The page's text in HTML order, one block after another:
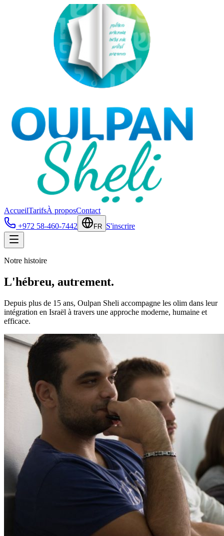
AccueilTarifsÀ proposContact
+972 58-460-7442
FR S'inscrire
Notre histoire
L'hébreu, autrement.
Depuis plus de 15 ans, Oulpan Sheli accompagne les olim dans leur
intégration en Israël à travers une approche moderne, humaine et
efficace.